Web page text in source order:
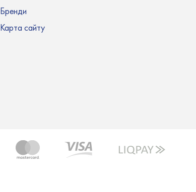
Бренди
Карта сайту